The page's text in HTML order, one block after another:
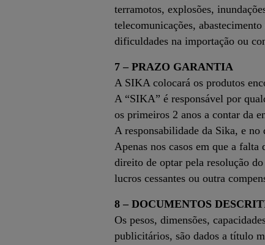
terramotos, explosões,
telecomunicações,
dificuldades na importação ou
7 – PRAZO GARANTIA
A SIKA colocará os produtos
A “SIKA” é responsável por
os primeiros 2 anos a contar da
A responsabilidade da Sika, e no
Apenas nos casos em que a
direito de optar pela resolução
lucros cessantes ou outra
8 – DOCUMENTOS
Os pesos, dimensões,
publicitários, são dados a título